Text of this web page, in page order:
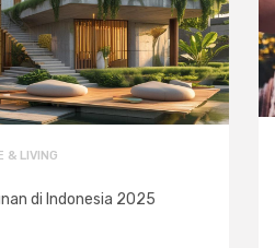
& LIVING
di Indonesia 2025